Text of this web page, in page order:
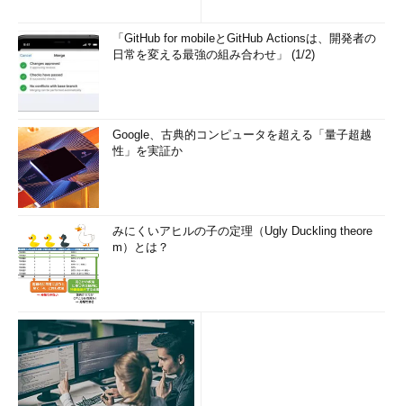
「GitHub for mobileとGitHub Actionsは、開発者の
日常を変える最強の組み合わせ」 (1/2)
Google、古典的コンピュータを超える「量子超越
性」を実証か
みにくいアヒルの子の定理（Ugly Duckling theore
m）とは？